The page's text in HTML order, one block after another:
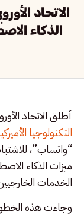
الاتحاد
الذكاء
أطلق الاتحاد
التكنولوجيا
“واتساب”،
ميزات الذكاء
الخدمات
وجاءت هذه